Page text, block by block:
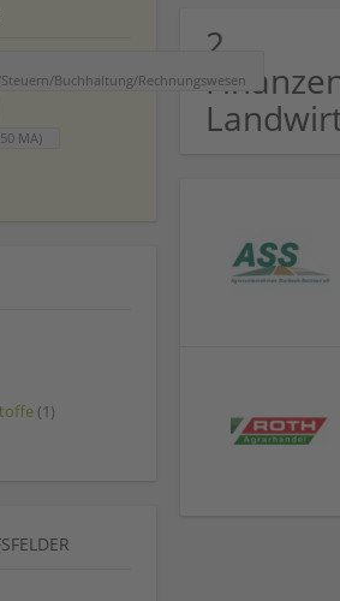
2
Buchhaltung/Rechnungswesen
MA)
(1)